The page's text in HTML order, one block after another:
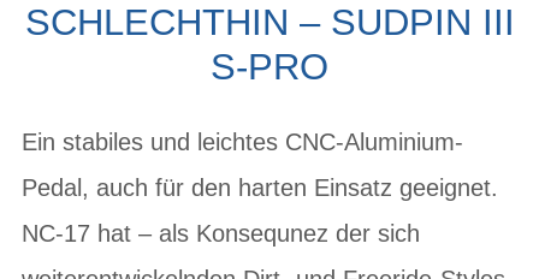
SCHLECHTHIN – SUDPIN III
S-PRO
Ein stabiles und leichtes CNC-Aluminium-
Pedal, auch für den harten Einsatz geeignet.
NC-17 hat – als Konsequnez der sich